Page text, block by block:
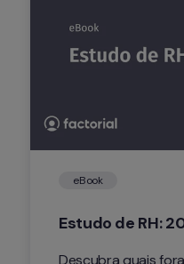
eBook
Estudo de RH:
Descubra quais